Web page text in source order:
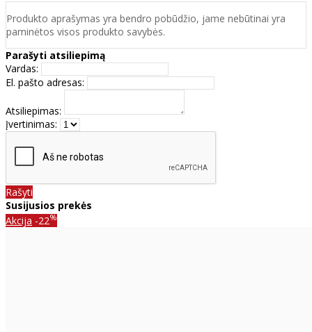
Produkto aprašymas yra bendro pobūdžio, jame nebūtinai yra
paminėtos visos produkto savybės.
Parašyti atsiliepimą
Vardas:
El. pašto adresas:
Atsiliepimas:
Įvertinimas:
Rašyti
Susijusios prekės
Akcija -22%